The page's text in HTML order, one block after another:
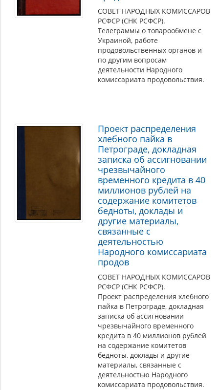
СОВЕТ НАРОДНЫХ КОМИССАРОВ
РСФСР (СНК РСФСР).
Телеграммы о товарообмене с
Украиной, работе
продовольственных органов и
по другим вопросам
деятельности Народного
комиссариата продовольствия.
Проект распределения
хлебного пайка в
Петрограде, докладная
записка об ассигновании
чрезвычайного
временного кредита в 40
миллионов рублей на
содержание комитетов
бедноты, доклады и
другие материалы,
связанные с
деятельностью
Народного комиссариата
продов
СОВЕТ НАРОДНЫХ КОМИССАРОВ
РСФСР (СНК РСФСР).
Проект распределения хлебного
пайка в Петрограде, докладная
записка об ассигновании
чрезвычайного временного
кредита в 40 миллионов рублей
на содержание комитетов
бедноты, доклады и другие
материалы, связанные с
деятельностью Народного
комиссариата продовольствия.